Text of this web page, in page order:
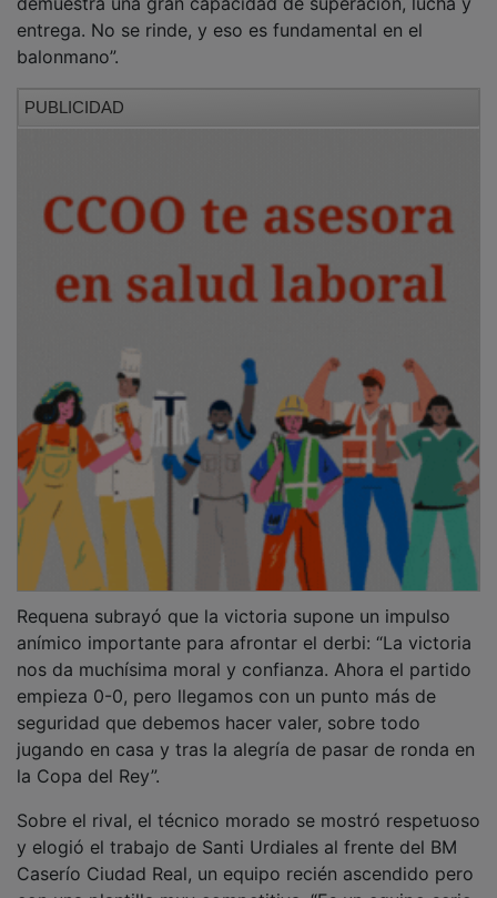
entrega. No se rinde, y eso es fundamental en el
balonmano”.
anímico importante para afrontar el derbi: “La victoria
nos da muchísima moral y confianza. Ahora el partido
empieza 0-0, pero llegamos con un punto más de
seguridad que debemos hacer valer, sobre todo
jugando en casa y tras la alegría de pasar de ronda en
la Copa del Rey”.
y elogió el trabajo de Santi Urdiales al frente del BM
Caserío Ciudad Real, un equipo recién ascendido pero
con una plantilla muy competitiva. “Es un equipo serio,